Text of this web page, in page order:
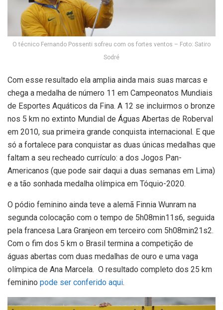
O técnico Fernando Possenti sofreu com os fortes ventos – Foto: Satiro
Sodré
Com esse resultado ela amplia ainda mais suas marcas e
chega a medalha de número 11 em Campeonatos Mundiais
de Esportes Aquáticos da Fina. A 12 se incluirmos o bronze
nos 5 km no extinto Mundial de Águas Abertas de Roberval
em 2010, sua primeira grande conquista internacional. E que
só a fortalece para conquistar as duas únicas medalhas que
faltam a seu recheado currículo: a dos Jogos Pan-
Americanos (que pode sair daqui a duas semanas em Lima)
e a tão sonhada medalha olímpica em Tóquio-2020.
O pódio feminino ainda teve a alemã Finnia Wunram na
segunda colocação com o tempo de 5h08min11s6, seguida
pela francesa Lara Granjeon em terceiro com 5h08min21s2.
Com o fim dos 5 km o Brasil termina a competição de
águas abertas com duas medalhas de ouro e uma vaga
olímpica de Ana Marcela. O resultado completo dos 25 km
feminino pode ser conferido aqui.